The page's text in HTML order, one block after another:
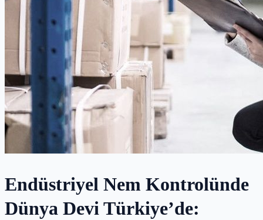
Endüstriyel Nem Kontrolünde
Dünya Devi Türkiye’de: